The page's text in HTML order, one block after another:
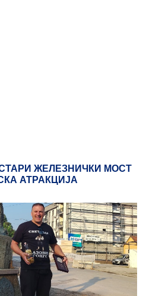
ЖЕЛЕЗНИЧКИ МОСТ
АТРАКЦИЈА